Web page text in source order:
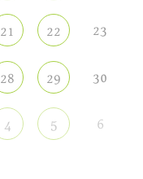
21 22 23
28 29 30
4 5 6